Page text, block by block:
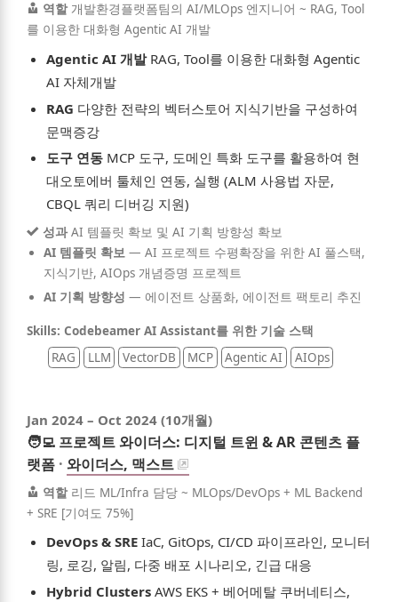
역할 개발환경플랫폼팀의 AI/MLOps 엔지니어 ~ RAG, Tool
를 이용한 대화형 Agentic AI 개발
Agentic AI 개발RAG, Tool를 이용한 대화형 Agentic
AI 자체개발
RAG 다양한 전략의 벡터스토어 지식기반을 구성하여
문맥증강
도구 연동MCP 도구, 도메인 특화 도구를 활용하여 현
대오토에버 툴체인 연동, 실행 (ALM 사용법 자문,
CBQL 쿼리 디버깅 지원)
성과 AI 템플릿 확보 및 AI 기획 방향성 확보
AI 템플릿 확보— AI 프로젝트 수평확장을 위한 AI 풀스택,
지식기반, AIOps 개념증명 프로젝트
AI 기획 방향성 — 에이전트 상품화, 에이전트 팩토리 추진
Skills: Codebeamer AI Assistant를 위한 기술 스택
RAG
LLM VectorDB MCP Agentic AI AIOps
Jan 2024 – Oct 2024 (10개월)
🧑‍💻 프로젝트 와이더스: 디지털 트윈 & AR 콘텐츠 플
랫폼 · 와이더스, 맥스트
역할 리드 ML/Infra 담당 ~ MLOps/DevOps + ML Backend
+ SRE [기여도 75%]
DevOps & SREIaC, GitOps, CI/CD 파이프라인, 모니터
링, 로깅, 알림, 다중 배포 시나리오, 긴급 대응
Hybrid ClustersAWS EKS + 베어메탈 쿠버네티스,